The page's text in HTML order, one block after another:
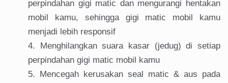
perpindahan gigi matic dan mengurangi hentakan
mobil kamu, sehingga gigi matic mobil kamu
menjadi lebih responsif
Menghilangkan suara kasar (jedug) di setiap
perpindahan gigi matic mobil kamu
Mencegah kerusakan seal matic & aus pada